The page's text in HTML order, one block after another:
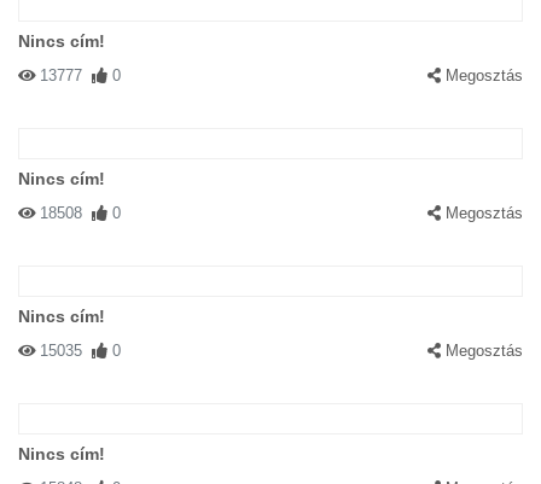
Nincs cím!
13777 0 Megosztás
Nincs cím!
18508 0 Megosztás
Nincs cím!
15035 0 Megosztás
Nincs cím!